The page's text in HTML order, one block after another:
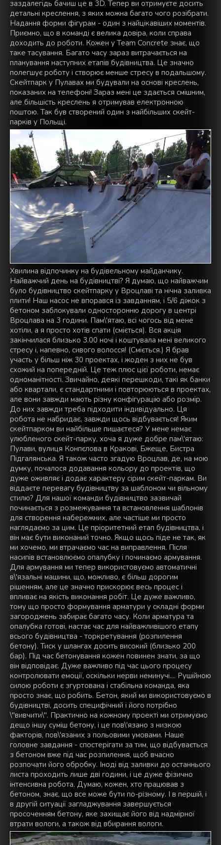
заздалегідь бачиш це в 3D. Тепер ви отримуєте досить
детальні креслення, з яких можна багато чого розібрати.
Надання форми фігурам - один з найцікавіших моментів.
Приємно, що в команді є велика довіра, коли справа
доходить до роботи. Кожен у Team Concrete знає, що
таке тасування. Багато часу зараз витрачається на
планування наступних етапів будівництва. Це значно
полегшує роботу і створює менше стресу в подальшому.
Скейтпарк у Пулавах ми будували на основі креслень,
показаних на телефоні! Зараз мені це здається смішним,
але більшість креслень я отримував електронною
поштою. Так був створений один з найбільших скейт-
парків у Польщі.
Хвилина відпочинку на будівельному майданчику.
Найважчий день на будівництві? Я думаю, що найважчим
було будівництво скейтпарку у Вроцлаві та нічна заливка
плити! Наш насос не впорався із завданням, і 5/6 діжок з
бетоном заблокували односторонню дорогу в центрі
Вроцлава на 3 години. Пам\'ятаю, всі чогось від мене
хотіли, а я просто хотів спати (сміється). Вся акція
закінчилася близько 3.00 ночі і коштувала мені великого
стресу і, напевно, сивого волосся! (Сміється.) Я брав
участь у більш ніж 30 проектах, і жоден з них не був
схожий на попередній. Це теж плюс цієї роботи, немає
одноманітності. Звичайно, деякі перешкоди, такі як банки
або квартали, є стандартними і повторюються в проектах,
але вони завжди мають різну конфігурацію або розмір.
До них завжди треба підходити індивідуально. Ця
робота не набридає, завжди щось відбувається! Яким
скейтпарком ви найбільше пишаєтеся? У мене немає
улюбленого скейт-парку, хоча я дуже добре пам\'ятаю:
Пулави, вулиця Конпєлова в Кракові, Бжеще, Бистра
Підгалянська. Я також часто згадую Вроцлав, де, на мою
думку, почалося додавання кольору до проектів, що
дуже оживляє і додає характеру сірим скейт-паркам. Ви
віддаєте перевагу будівництву за шаблоном чи вільному
стилю? Для нашої команди будівництво зазвичай
починається з розмежування та встановлення шаблонів
для створення набережних, але частіше ми просто
наглядаємо за цим. Це пріоритетний етап будівництва, і
він має бути виконаний точно. Якщо щось піде не так, як
ми хочемо, ми втрачаємо час на виправлення. Після
насипів встановлюємо опалубку і починаємо армування.
Для армування ми тепер використовуємо автоматичні
в\'язальні машини, що, можливо, є більш дорогим
рішенням, але це значно прискорює весь процес і
впливає на якість виконання робіт. Це дуже важливо,
тому що просто формування арматури у складні форми
загороджень забирає багато часу. Коли арматура та
опалубка готові, настає час для найважливішого етапу
всього будівництва - торкретування (розпилення
бетону). Тиск у шлангах досить високий (близько 200
бар). Під час бетонування кожен повинен знати, за що
він відповідає. Дуже важливо під час цього процесу
контролювати емоції, оскільки нерви неминучі.... Рушійною
силою роботи є згуртована і стабільна команда, яка
просто знає, що робить. Бетон, який ми використовуємо в
будівництві, досить специфічний і його потрібно
\"вивчити\". Практично на кожному проекті ми отримуємо
дещо іншу суміш бетону, і це пов\'язано з низкою
факторів, пов\'язаних з польовими умовами. Наше
головне завдання - спостерігати за тим, що відбувається
з бетоном вже під час розпилення, щоб вчасно
розпочати його обробку. Іноді від заливки до останнього
листа проходить лише дві години, і це дуже фізично
інтенсивна робота. Думаю, кожен, хто працював з
бетоном, знає, що все може бути по-різному. І в першій, і
в другій ситуації загладжування завершується
просоченням бетону, яке захищає його від надмірної
втрати вологи, а також від вбирання вологи.